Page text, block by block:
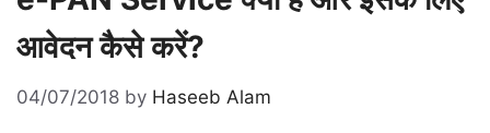
आवेदन कैसे करें?
04/07/2018 by Haseeb Alam